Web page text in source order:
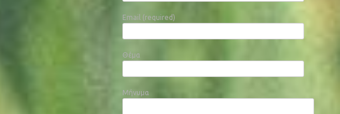
Email (required)
Θέμα
Μήνυμα